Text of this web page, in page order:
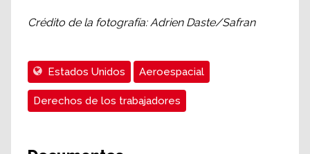
Crédito de la fotografía: Adrien Daste/Safran
Estados Unidos Aeroespacial
Derechos de los trabajadores